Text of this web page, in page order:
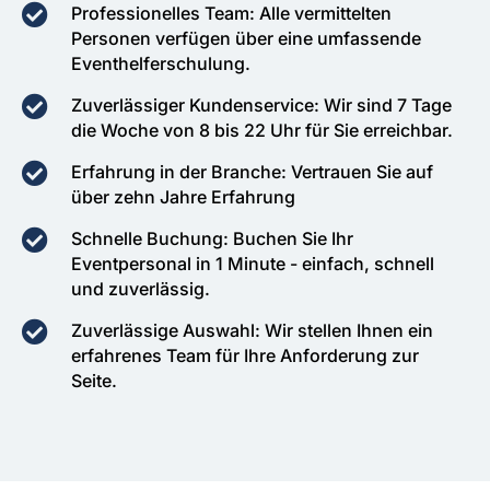
Professionelles Team: Alle vermittelten
Personen verfügen über eine umfassende
Eventhelferschulung.
Zuverlässiger Kundenservice: Wir sind 7 Tage
die Woche von 8 bis 22 Uhr für Sie erreichbar.
Erfahrung in der Branche: Vertrauen Sie auf
über zehn Jahre Erfahrung
Schnelle Buchung: Buchen Sie Ihr
Eventpersonal in 1 Minute - einfach, schnell
und zuverlässig.
Zuverlässige Auswahl: Wir stellen Ihnen ein
erfahrenes Team für Ihre Anforderung zur
Seite.